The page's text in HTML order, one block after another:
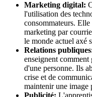
Marketing digital:
l'utilisation des
consommateurs.
marketing par
le monde actuel axé
Relations
enseignent comment
d'une personne. Ils
crise et de
maintenir une image
Publicité: